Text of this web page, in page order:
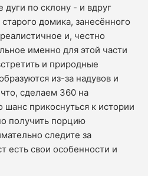
по склону - и вдруг
домика, занесённого
и, честно
именно для этой части
и природные
из-за надувов и
сделаем 360 на
прикоснуться к истории
получить порцию
следите за
есть свои особенности и